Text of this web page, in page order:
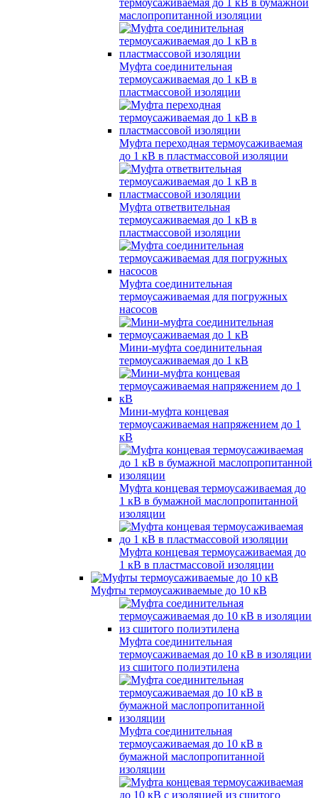
термоусаживаемая до 1 кВ в бумажной
маслопропитанной изоляции
Муфта соединительная
термоусаживаемая до 1 кВ в
пластмассовой изоляции
Муфта переходная термоусаживаемая
до 1 кВ в пластмассовой изоляции
Муфта ответвительная
термоусаживаемая до 1 кВ в
пластмассовой изоляции
Муфта соединительная
термоусаживаемая для погружных
насосов
Мини-муфта соединительная
термоусаживаемая до 1 кВ
Мини-муфта концевая
термоусаживаемая напряжением до 1
кВ
Муфта концевая термоусаживаемая до
1 кВ в бумажной маслопропитанной
изоляции
Муфта концевая термоусаживаемая до
1 кВ в пластмассовой изоляции
Муфты термоусаживаемые до 10 кВ
Муфта соединительная
термоусаживаемая до 10 кВ в изоляции
из сшитого полиэтилена
Муфта соединительная
термоусаживаемая до 10 кВ в
бумажной маслопропитанной
изоляции